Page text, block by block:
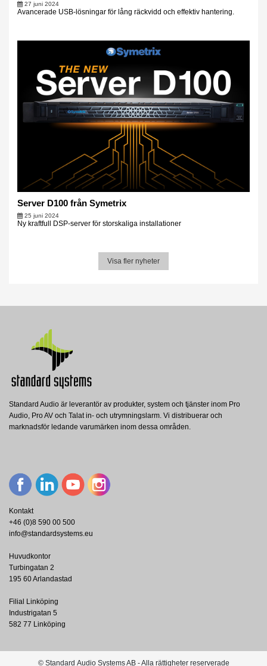
27 juni 2024
Avancerade USB-lösningar för lång räckvidd och effektiv hantering.
Server D100 från Symetrix
25 juni 2024
Ny kraftfull DSP-server för storskaliga installationer
Visa fler nyheter
Standard Audio är leverantör av produkter, system och tjänster inom Pro
Audio, Pro AV och Talat in- och utrymningslarm. Vi distribuerar och
marknadsför ledande varumärken inom dessa områden.
Kontakt
+46 (0)8 590 00 500
info@standardsystems.eu
Huvudkontor
Turbingatan 2
195 60 Arlandastad
Filial Linköping
Industrigatan 5
582 77 Linköping
© Standard Audio Systems AB - Alla rättigheter reserverade